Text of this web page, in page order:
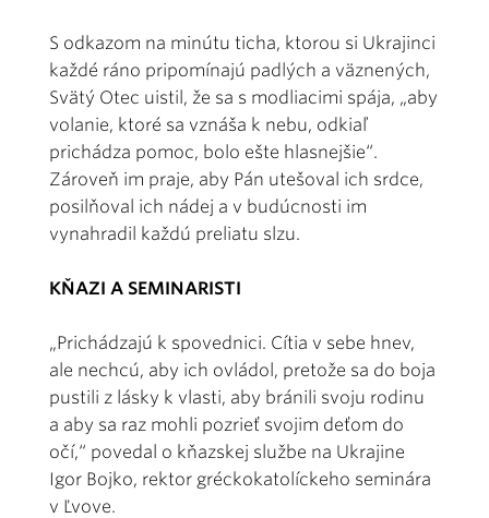
S odkazom na minútu ticha, ktorou si Ukrajinci
každé ráno pripomínajú padlých a väznených,
Svätý Otec uistil, že sa s modliacimi spája, „aby
volanie, ktoré sa vznáša k nebu, odkiaľ
prichádza pomoc, bolo ešte hlasnejšie“.
Zároveň im praje, aby Pán utešoval ich srdce,
posilňoval ich nádej a v budúcnosti im
vynahradil každú preliatu slzu.
KŇAZI A SEMINARISTI
„Prichádzajú k spovednici. Cítia v sebe hnev,
ale nechcú, aby ich ovládol, pretože sa do boja
pustili z lásky k vlasti, aby bránili svoju rodinu
a aby sa raz mohli pozrieť svojim deťom do
očí,“ povedal o kňazskej službe na Ukrajine
Igor Bojko, rektor gréckokatolíckeho seminára
v Ľvove.